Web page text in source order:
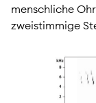
menschliche
zweistimmige